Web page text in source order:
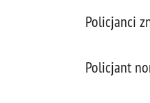
Policjanci
Policjant